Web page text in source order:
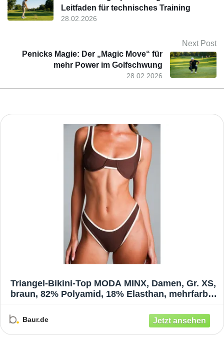
28.02.2026
Leitfaden für technisches Training
Next Post
28.02.2026
Penicks Magie: Der „Magic Move“ für
mehr Power im Golfschwung
Triangel-Bikini-Top MODA MINX, Damen, Gr. XS,
braun, 82% Polyamid, 18% Elasthan, mehrfarbig,
Baur.de